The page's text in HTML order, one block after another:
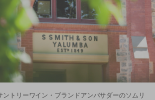
ントリーワイン・ブランドアンバサダーのソムリ